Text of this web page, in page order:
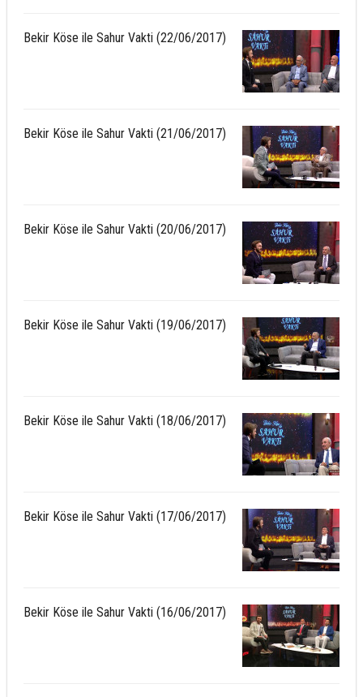
Bekir Köse ile Sahur Vakti (22/06/2017)
Bekir Köse ile Sahur Vakti (21/06/2017)
Bekir Köse ile Sahur Vakti (20/06/2017)
Bekir Köse ile Sahur Vakti (19/06/2017)
Bekir Köse ile Sahur Vakti (18/06/2017)
Bekir Köse ile Sahur Vakti (17/06/2017)
Bekir Köse ile Sahur Vakti (16/06/2017)